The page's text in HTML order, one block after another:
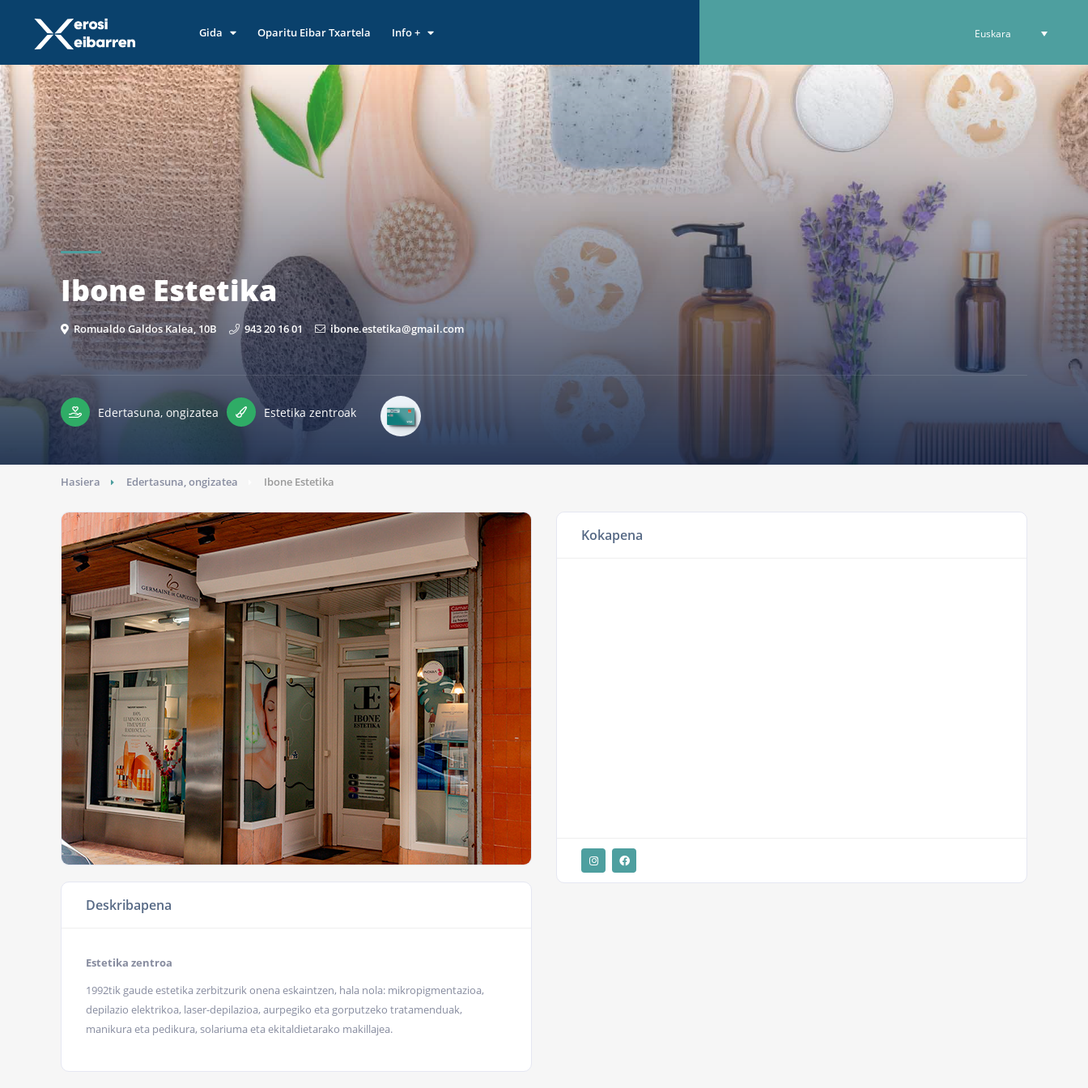
Euskara
Gida Oparitu Eibar Txartela Info +
Ibone Estetika
Romualdo Galdos Kalea, 10B 943 20 16 01 ibone.estetika@gmail.com
Edertasuna, ongizatea Estetika zentroak
Hasiera Edertasuna, ongizatea Ibone Estetika
Deskribapena
Estetika zentroa
1992tik gaude estetika zerbitzurik onena eskaintzen, hala nola: mikropigmentazioa,
depilazio elektrikoa, laser-depilazioa, aurpegiko eta gorputzeko tratamenduak,
manikura eta pedikura, solariuma eta ekitaldietarako makillajea.
Kokapena